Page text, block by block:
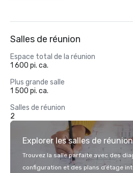
Salles de réunion
Espace total de la réunion
1 600 pi. ca.
Plus grande salle
1 500 pi. ca.
Salles de réunion
2
Explorer les salles de réunion
Trouvez la salle parfaite avec des
configuration et des plans d’étage